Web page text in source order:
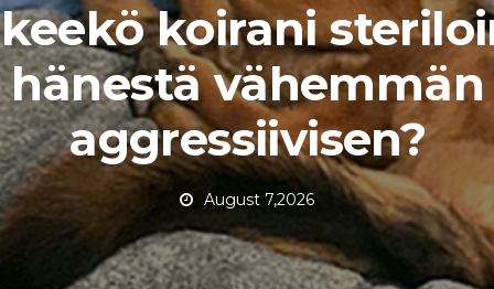
koirani
hänestä vähemmän
aggressiivisen?
August 7,2026